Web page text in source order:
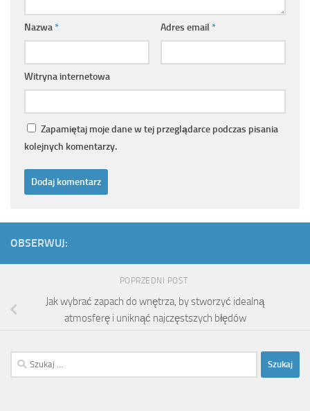
Nazwa* Adres email *
Witryna internetowa
Zapamiętaj moje dane w tej przeglądarce podczas pisania
kolejnych komentarzy.
OBSERWUJ:
POPRZEDNI POST
Jak wybrać zapach do wnętrza, by stworzyć idealną
atmosferę i uniknąć najczęstszych błędów
Szukaj: